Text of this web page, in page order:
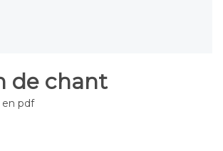
de chant
pdf